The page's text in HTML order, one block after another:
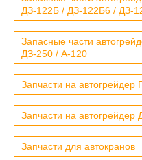
ДЗ-122Б / ДЗ-122Б6 / ДЗ-
Запасные части
ДЗ-250 / А-120
Запчасти на
Запчасти на автогрейдер
Запчасти для автокранов